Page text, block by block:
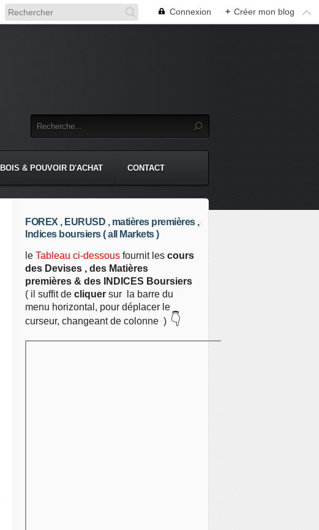
Connexion + Créer mon blog
BOIS & POUVOIR D'ACHAT CONTACT
FOREX , EURUSD , matières premières ,
Indices boursiers ( all Markets )
le Tableau ci-dessous fournit les cours
des Devises , des Matières
premières & des INDICES Boursiers
( il suffit de cliquer sur
la barre du
menu horizontal, pour déplacer le
curseur, changeant de colonne ) 👇